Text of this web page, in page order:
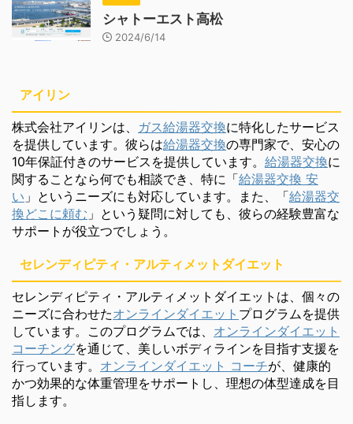
シャトーエスト高松
2024/6/14
アイリン
株式会社アイリンは、 ガス給湯器交換に特化したサービス
を提供しています。彼らは給湯器交換の専門家で、安心の
10年保証付きのサービスを提供しています。 給湯器交換に
関することなら何でも相談でき、特に「給湯器交換 安
い 」というニーズにも対応しています。また、「給湯器交
換どこに頼む 」という疑問に対しても、彼らの経験豊富な
サポートが役立つでしょう。
セレンディピティ・アルティメットダイエット
セレンディピティ・アルティメットダイエットは、個々の
ニーズに合わせたオンラインダイエット プログラムを提供
しています。このプログラムでは、 オンラインダイエット
コーチングを通じて、美しいボディラインを目指す支援を
行っています。 オンラインダイエット コーチが、健康的
かつ効果的な体重管理をサポートし、理想の体型達成を目
指します。